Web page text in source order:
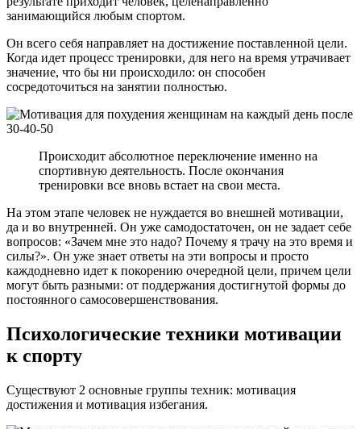
занимающийся любым спортом.
Он всего себя направляет на достижение поставленной цели.
Когда идет процесс тренировки, для него на время утрачивает
значение, что бы ни происходило: он способен
сосредоточиться на занятии полностью.
Происходит абсолютное переключение именно на
спортивную деятельность. После окончания
тренировки все вновь встает на свои места.
На этом этапе человек не нуждается во внешней мотивации,
да и во внутренней. Он уже самодостаточен, он не задает себе
вопросов: «Зачем мне это надо? Почему я трачу на это время и
силы?». Он уже знает ответы на эти вопросы и просто
каждодневно идет к покорению очередной цели, причем цели
могут быть разными: от поддержания достигнутой формы до
постоянного самосовершенствования.
Психологические техники мотивации
к спорту
Существуют 2 основные группы техник: мотивация
достижения и мотивация избегания.